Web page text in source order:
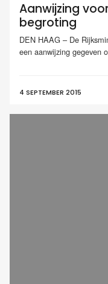
Aanwijzing
begroting
DEN HAAG – De
een aanwijzing gegeven
4 SEPTEMBER 2015